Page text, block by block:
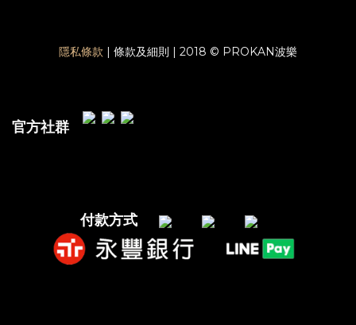
隱私條款 | 條款及細則 | 2018 © PROKAN波樂
官方社群
付款方式